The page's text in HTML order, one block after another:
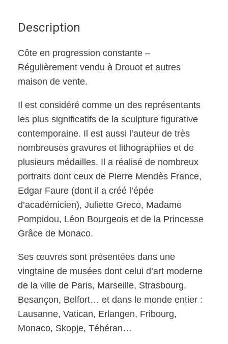
Description
Côte en progression constante –
Régulièrement vendu à Drouot et autres
maison de vente.
Il est considéré comme un des représentants
les plus significatifs de la sculpture figurative
contemporaine. Il est aussi l’auteur de très
nombreuses gravures et lithographies et de
plusieurs médailles. Il a réalisé de nombreux
portraits dont ceux de Pierre Mendès France,
Edgar Faure (dont il a créé l’épée
d’académicien), Juliette Greco, Madame
Pompidou, Léon Bourgeois et de la Princesse
Grâce de Monaco.
Ses œuvres sont présentées dans une
vingtaine de musées dont celui d’art moderne
de la ville de Paris, Marseille, Strasbourg,
Besançon, Belfort… et dans le monde entier :
Lausanne, Vatican, Erlangen, Fribourg,
Monaco, Skopje, Téhéran…